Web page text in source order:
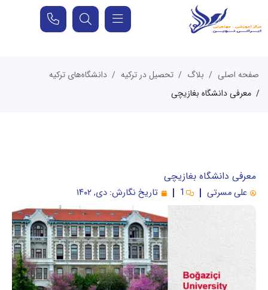
صفحه اصلی بلاگ تحصیل در ترکیه
دانشگاه‌های ترکیه
معرفی دانشگاه بغازیچی
معرفی دانشگاه بغازیچی
علی مسرتی 1 تاریخ نگارش: دی, ۱۴۰۲